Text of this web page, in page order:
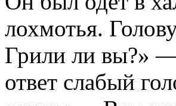
лохмотья.
Грили ли вы?»
ответ слабый